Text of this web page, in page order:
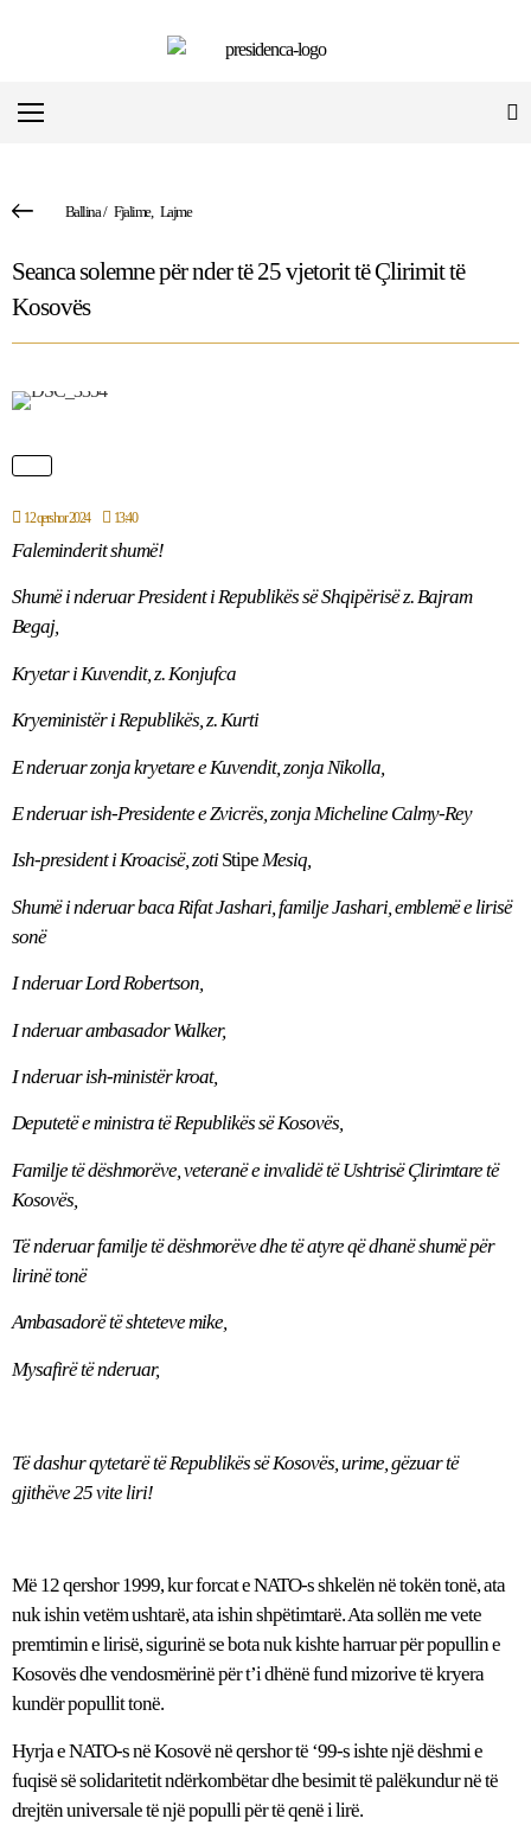
Ballina/ Fjalime, Lajme
Seanca solemne për nder të 25 vjetorit të Çlirimit të
Kosovës
12 qershor 2024 13:40
Faleminderit shumë!
Shumë i nderuar President i Republikës së Shqipërisë z. Bajram
Begaj,
Kryetar i Kuvendit, z. Konjufca
Kryeministër i Republikës, z. Kurti
E nderuar zonja kryetare e Kuvendit, zonja Nikolla,
E nderuar ish-Presidente e Zvicrës, zonjaMicheline Calmy-Rey
Ish-president i Kroacisë, zoti StipeMesiq,
Shumë i nderuar baca Rifat Jashari, familje Jashari, emblemë e lirisë
sonë
I nderuar Lord Robertson,
I nderuar ambasador Walker,
I nderuar ish-ministër kroat,
Deputetë e ministra të Republikës së Kosovës,
Familje të dëshmorëve, veteranë e invalidë të Ushtrisë Çlirimtare të
Kosovës,
Të nderuar familje të dëshmorëve dhe të atyre që dhanë shumë për
lirinë tonë
Ambasadorë të shteteve mike,
Mysafirë të nderuar,
Të dashur qytetarë të Republikës së Kosovës, urime, gëzuar të
gjithëve 25 vite liri!
Më 12 qershor 1999, kur forcat e NATO-s shkelën në tokën tonë, ata
nuk ishin vetëm ushtarë, ata ishin shpëtimtarë. Ata sollën me vete
premtimin e lirisë, sigurinë se bota nuk kishte harruar për popullin e
Kosovës dhe vendosmërinë për t’i dhënë fund mizorive të kryera
kundër popullit tonë.
Hyrja e NATO-s në Kosovë në qershor të ‘99-s ishte një dëshmi e
fuqisë së solidaritetit ndërkombëtar dhe besimit të palëkundur në të
drejtën universale të një populli për të qenë i lirë.